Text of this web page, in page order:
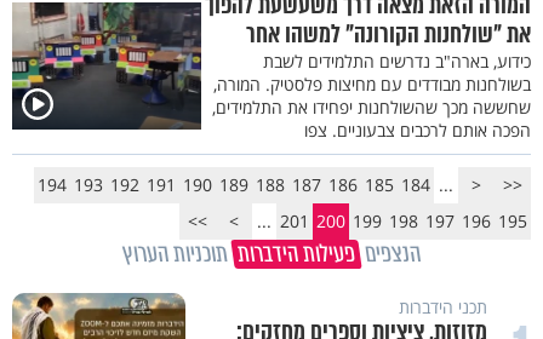
את "שולחנות הקורונה" למשהו אחר
כידוע, בארה"ב נדרשים התלמידים לשבת
בשולחנות מבודדים עם מחיצות פלסטיק. המורה,
שחששה מכך שהשולחנות יפחידו את התלמידים,
הפכה אותם לרכבים צבעוניים. צפו
<<
<
...
184
185
186
187
188
189
190
191
192
193
194
195
196
197
198
199
200
201
...
>
>>
הנצפים פעילות הידברות תוכניות הערוץ
תכני הידברות